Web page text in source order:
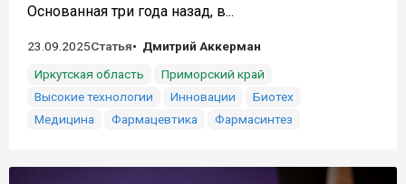
Основанная три года назад, в...
23.09.2025Статья
Дмитрий Аккерман
Иркутская область
Приморский край
Высокие технологии
Инновации
Биотех
Медицина
Фармацевтика Фармасинтез